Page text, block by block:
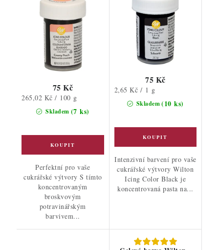
Skladem (7 ks)
75 Kč
Měrná
265,02 Kč / 100 g
Perfektní pro vaše
cukrářské výtvory S tímto
koncentrovaným
broskvovým
potravinářským
barvivem...
Skladem(10 ks)
75 Kč
Měrná
cena:
2,65 Kč / 1 g
Intenzivní barvení pro vaše
cukrářské výtvory Wilton
Icing Color Black je
koncentrovaná pasta na...